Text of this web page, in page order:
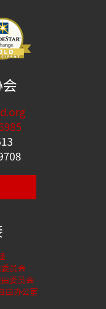
员会
委员会
由办公室